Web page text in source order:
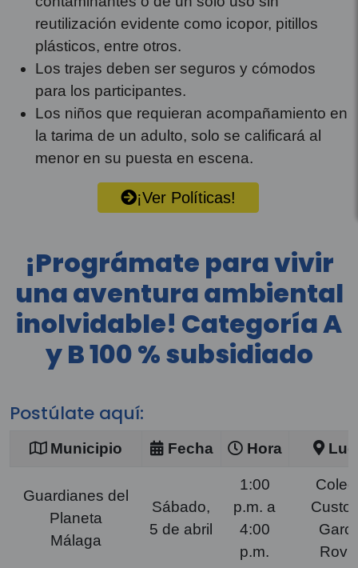
reutilización evidente como icopor, pitillos
plásticos, entre otros.
Los trajes deben ser seguros y cómodos
para los participantes.
Los niños que requieran acompañamiento en
la tarima de un adulto, solo se calificará al
menor en su puesta en escena.
¡Ver Políticas!
¡Prográmate para vivir
una aventura ambiental
inolvidable! Categoría A
y B 100 % subsidiado
Postúlate aquí:
Municipio Fecha Hora
Guardianes del
Planeta
Málaga
Sábado,
5 de abril
1:00
p.m. a
4:00
p.m.